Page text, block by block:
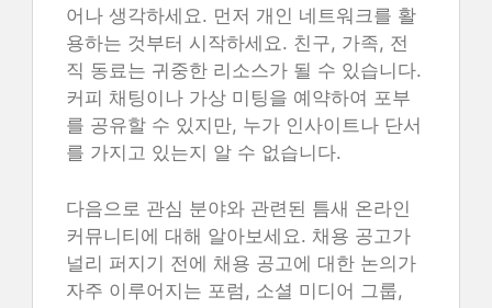
어나 생각하세요. 먼저 개인 네트워크를 활
용하는 것부터 시작하세요. 친구, 가족, 전
직 동료는 귀중한 리소스가 될 수 있습니다.
커피 채팅이나 가상 미팅을 예약하여 포부
를 공유할 수 있지만, 누가 인사이트나 단서
를 가지고 있는지 알 수 없습니다.
다음으로 관심 분야와 관련된 틈새 온라인
커뮤니티에 대해 알아보세요. 채용 공고가
널리 퍼지기 전에 채용 공고에 대한 논의가
자주 이루어지는 포럼, 소셜 미디어 그룹,